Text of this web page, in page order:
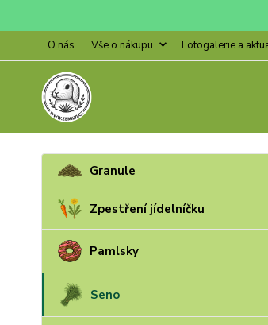
O nás Vše o nákupu Fotogalerie a
Granule
Zpestření jídelníčku
Pamlsky
Seno